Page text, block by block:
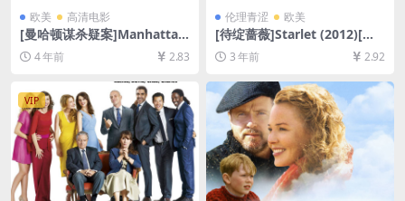
欧美 高清电影
[曼哈顿谋杀疑案]Manhattan
Murder Mystery (1993)[百
度网盘+迅雷云盘资源1080P
英字幕]
4 年前 2.83
伦理青涩 欧美
[待绽蔷薇]Starlet (2012)[百
度网盘+迅雷云盘资源1080P
超清未删减][MP4/6.2GB][中
3 年前 2.92
VIP